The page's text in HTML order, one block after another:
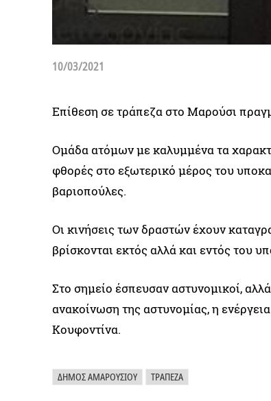
10/03/2021
Επίθεση σε τράπεζα στο Μαρούσι
Ομάδα ατόμων με καλυμμένα τα
φθορές στο εξωτερικό μέρος του
βαριοπούλες.
Οι κινήσεις των δραστών έχουν
βρίσκονται εκτός αλλά και εντός του
Στο σημείο έσπευσαν αστυνομικοί,
ανακοίνωση της αστυνομίας, η
Κουφοντίνα.
ΔΉΜΟΣ ΑΜΑΡΟΥΣΊΟΥ ΤΡΆΠΕΖΑ